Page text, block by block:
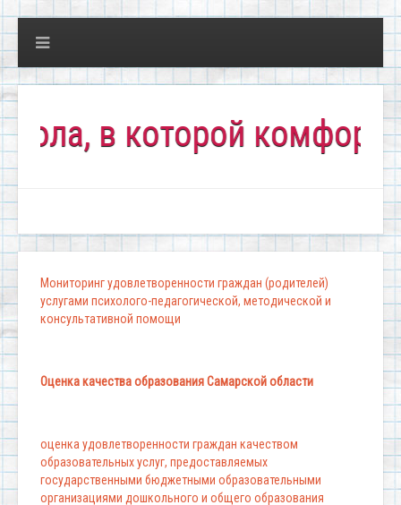
в которой комфортно
Мониторинг удовлетворенности граждан (родителей)
услугами психолого-педагогической, методической и
консультативной помощи
Оценка качества образования Самарской области
оценка удовлетворенности граждан качеством
образовательных услуг, предоставляемых
государственными бюджетными образовательными
организациями дошкольного и общего образования